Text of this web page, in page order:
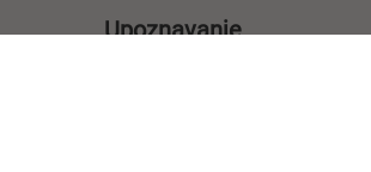
Upoznavanje